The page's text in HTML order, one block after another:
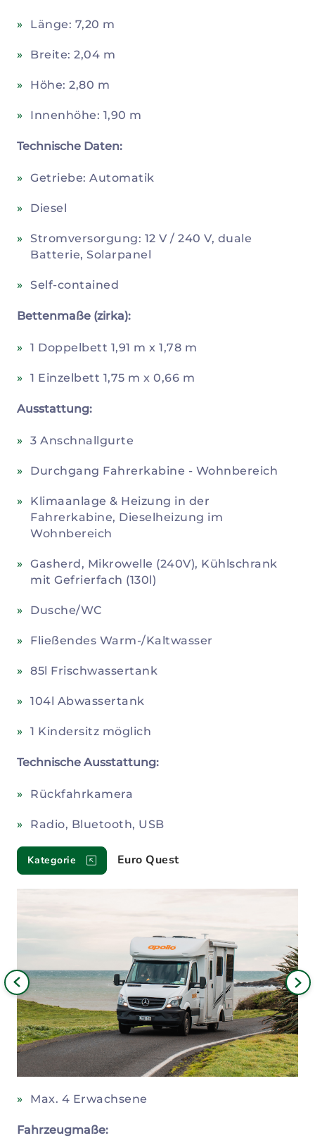
Länge: 7,20 m
Breite: 2,04 m
Höhe: 2,80 m
Innenhöhe: 1,90 m
Technische Daten:
Getriebe: Automatik
Diesel
Stromversorgung: 12 V / 240 V, duale
Batterie, Solarpanel
Self-contained
Bettenmaße (zirka):
1 Doppelbett 1,91 m x 1,78 m
1 Einzelbett 1,75 m x 0,66 m
Ausstattung:
3 Anschnallgurte
Durchgang Fahrerkabine - Wohnbereich
Klimaanlage & Heizung in der
Fahrerkabine, Dieselheizung im
Wohnbereich
Gasherd, Mikrowelle (240V), Kühlschrank
mit Gefrierfach (130l)
Dusche/WC
Fließendes Warm-/Kaltwasser
85l Frischwassertank
104l Abwassertank
1 Kindersitz möglich
Technische Ausstattung:
Rückfahrkamera
Radio, Bluetooth, USB
Kategorie Euro Quest
Max. 4 Erwachsene
Fahrzeugmaße: